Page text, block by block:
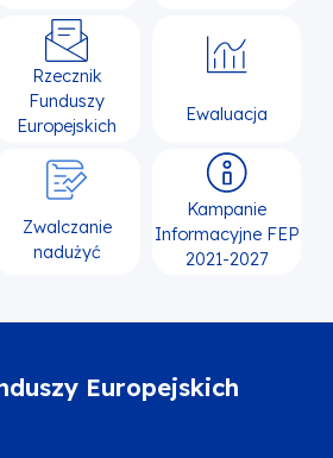
Rzecznik
Funduszy
Europejskich
Ewaluacja
Zwalczanie
nadużyć
Kampanie
Informacyjne FEP
2021-2027
Europejskich